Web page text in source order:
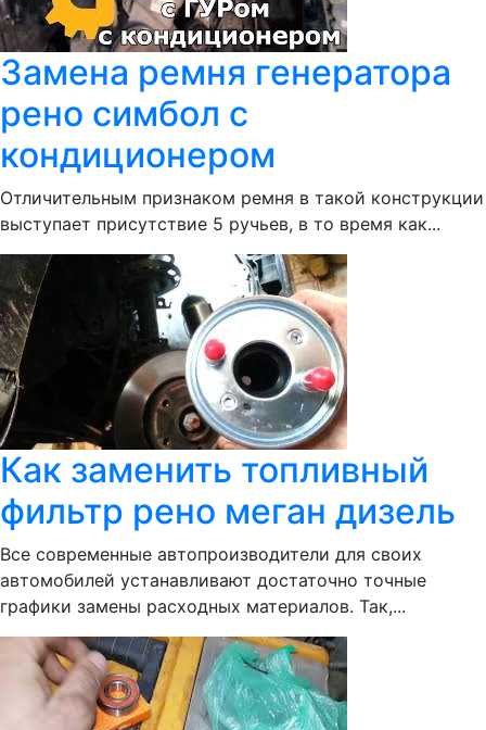
Замена ремня генератора
рено симбол с
кондиционером
Отличительным признаком ремня в такой конструкции
выступает присутствие 5 ручьев, в то время как...
Как заменить топливный
фильтр рено меган дизель
Все современные автопроизводители для своих
автомобилей устанавливают достаточно точные
графики замены расходных материалов. Так,...